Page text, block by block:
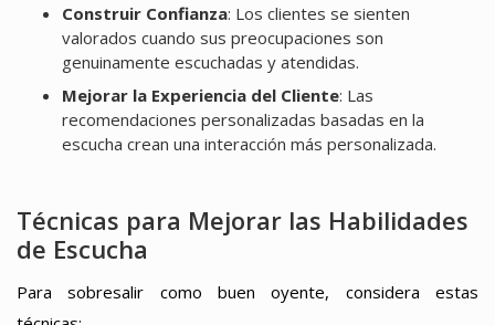
Construir Confianza: Los clientes se sienten
valorados cuando sus preocupaciones son
genuinamente escuchadas y atendidas.
Mejorar la Experiencia del Cliente: Las
recomendaciones personalizadas basadas en la
escucha crean una interacción más personalizada.
Técnicas para Mejorar las Habilidades
de Escucha
Para sobresalir como buen oyente, considera estas